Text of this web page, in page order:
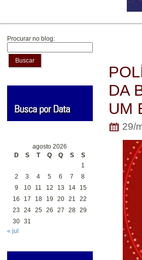
Procurar no blog:
Buscar
agosto 2026
D
S T Q Q S
S
1
2
3 4 5 6 7
8
9
10 11 12 13 14
15
16
17 18 19 20 21
22
23
24 25 26 27 28 29
30 31
« jul
DA
UM
29/